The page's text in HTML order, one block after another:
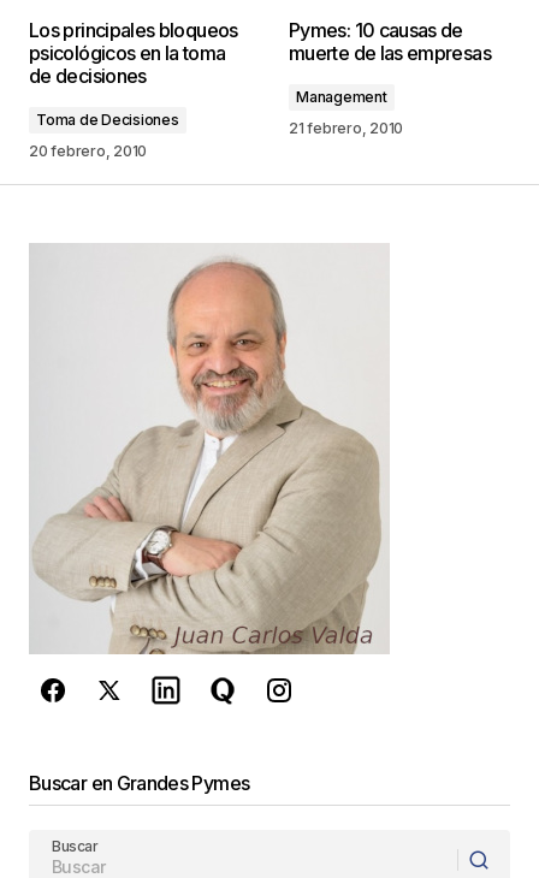
publicada. Los campos obligatorios están
marcados con*
Comentario*
*
Guarda mi nombre, correo electrónico y web en
este navegador para la próxima vez que
comente.
Este sitio esta protegido por
reCAPTCHA y laPolítica de
privacidady losTérminos del servicio
de Google se aplican.
Los principales bloqueos
psicológicos en la toma
de decisiones
Toma de Decisiones
20 febrero, 2010
Pymes: 10 causas de
muerte de las empresas
Management
21 febrero, 2010
Buscar en Grandes Pymes
Buscar